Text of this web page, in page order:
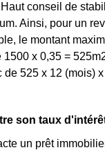
conseil de
Ainsi, pour un
le montant
1500 x 0,35 =
de 525 x 12 (mois)
son taux
un prêt